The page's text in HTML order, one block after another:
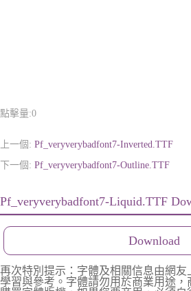
點擊量:0
上一個: Pf_veryverybadfont7-Inverted.TTF
下一個: Pf_veryverybadfont7-Outline.TTF
Pf_veryverybadfont7-Liquid.TTF
Download
再次特別提示：字體及相關信息由網
學習與參考。字體請勿用於商業用途，